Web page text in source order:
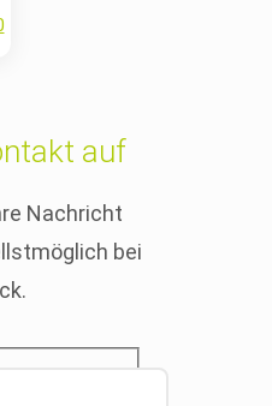
auf
Nachricht
bei